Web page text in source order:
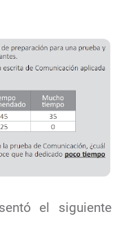
el siguiente